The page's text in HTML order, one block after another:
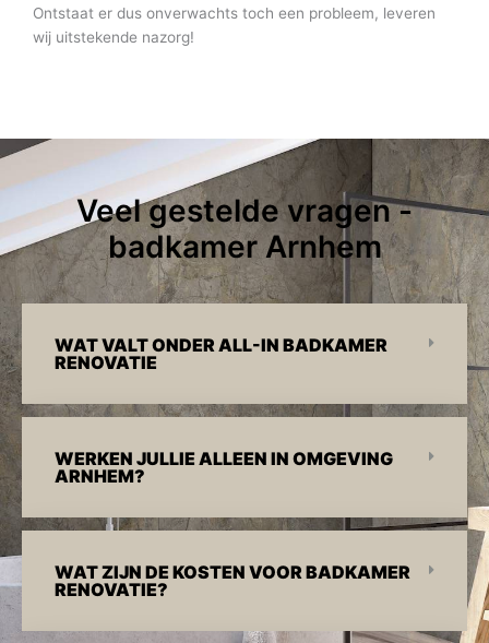
Ontstaat er dus onverwachts toch een probleem, leveren
wij uitstekende nazorg!
Veel gestelde vragen -
badkamer Arnhem
WAT VALT ONDER ALL-IN BADKAMER
RENOVATIE
WERKEN JULLIE ALLEEN IN OMGEVING
ARNHEM?
WAT ZIJN DE KOSTEN VOOR BADKAMER
RENOVATIE?